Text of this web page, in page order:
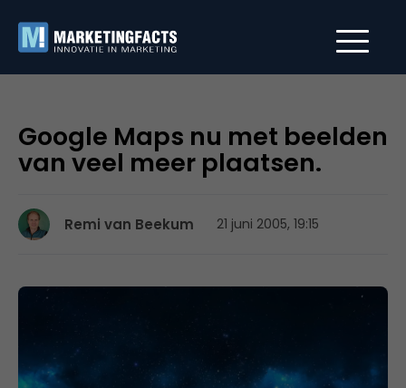
Google Maps nu met beelden
van veel meer plaatsen.
Remi van Beekum 21 juni 2005, 19:15